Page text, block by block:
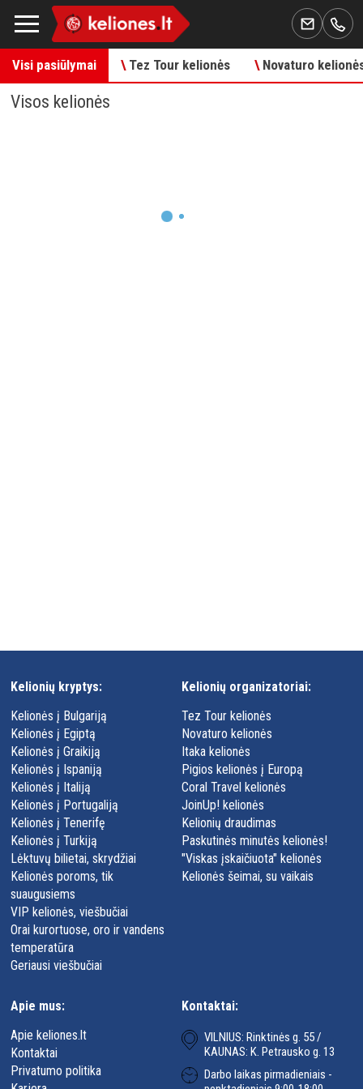
Visi pasiūlymai \Tez Tour kelionės \Novaturo
Visos kelionės
Kelionių kryptys:
Kelionės į Bulgariją
Kelionės į Egiptą
Kelionės į Graikiją
Kelionės į Ispaniją
Kelionės į Italiją
Kelionės į Portugaliją
Kelionės į Tenerifę
Kelionės į Turkiją
Lėktuvų bilietai, skrydžiai
Kelionės poroms, tik
suaugusiems
VIP kelionės, viešbučiai
Orai kurortuose, oro ir vandens
temperatūra
Geriausi viešbučiai
Kelionių organizatoriai:
Tez Tour kelionės
Novaturo kelionės
Itaka kelionės
Pigios kelionės į Europą
Coral Travel kelionės
JoinUp! kelionės
Kelionių draudimas
Paskutinės minutės kelionės!
"Viskas įskaičiuota" kelionės
Kelionės šeimai, su vaikais
Kontaktai:
VILNIUS: Rinktinės g. 55 /
KAUNAS: K. Petrausko g. 13
Darbo laikas pirmadieniais -
Apie mus:
Apie keliones.lt
Kontaktai
Privatumo politika